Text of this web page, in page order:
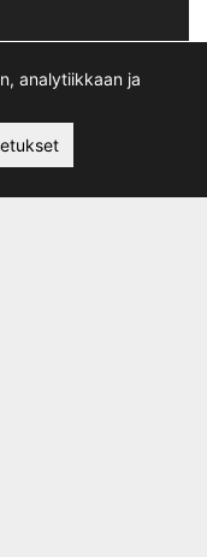
analytiikkaan ja